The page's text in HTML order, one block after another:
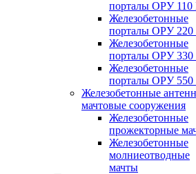
порталы ОРУ
Железобетонные
порталы ОРУ
Железобетонные
порталы ОРУ
Железобетонные
порталы ОРУ
Железобетонные
мачтовые сооружения
Железобетонные
прожекторные
Железобетонные
молниеотводные
мачты